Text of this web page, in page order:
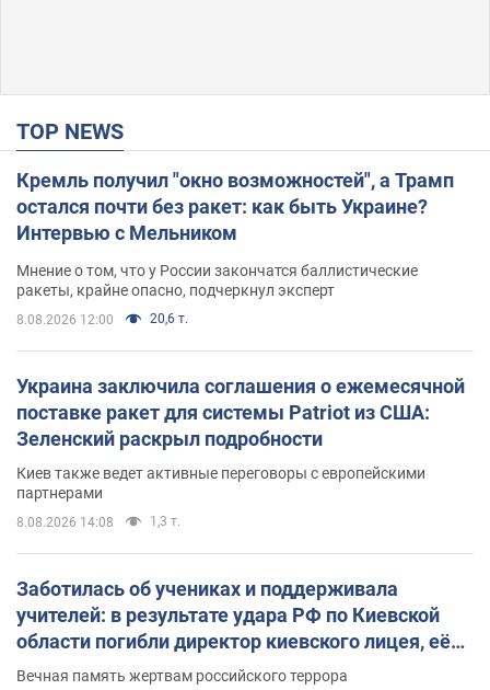
TOP NEWS
Кремль получил "окно возможностей", а Трамп
остался почти без ракет: как быть Украине?
Интервью с Мельником
Мнение о том, что у России закончатся баллистические
ракеты, крайне опасно, подчеркнул эксперт
8.08.2026 12:00 20,6 т.
Украина заключила соглашения о ежемесячной
поставке ракет для системы Patriot из США:
Зеленский раскрыл подробности
Киев также ведет активные переговоры с европейскими
партнерами
8.08.2026 14:08 1,3 т.
Заботилась об учениках и поддерживала
учителей: в результате удара РФ по Киевской
области погибли директор киевского лицея, её
муж и внук
Вечная память жертвам российского террора